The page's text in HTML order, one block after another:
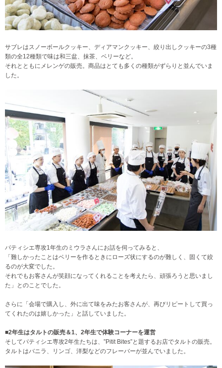
サブレはスノーボールクッキー、ディアマンクッキー、絞り出しクッキーの3種
類の全12種類で味は和三盆、抹茶、ベリーなど。
それとともにメレンゲの販売。商品はとても多くの種類がずらりと並んでいま
した。
パティシエ専攻1年生のミウラさんにお話を伺ってみると、
「難しかったことはベリーを作るときにローズ状にするのが難しく、固くて絞
るのが大変でした。
それでもお客さんが笑顔になってくれることを考えたら、頑張ろうと思いまし
た」とのことでした。
さらに「会場で購入し、外に出て味をみたお客さんが、再びリピートして買っ
てくれたのは嬉しかった」と話していました。
■2年生はタルトの販売＆1、2年生で体験コーナーを運営
そしてパティシエ専攻2年生たちは、”Pitit Bites”と題するお店でタルトの販売。
タルトはバニラ、リンゴ、洋梨などのフレーバーが並んでいました。